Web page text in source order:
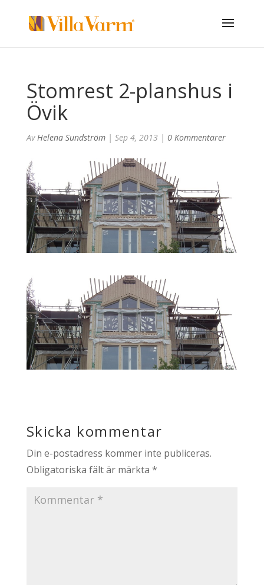
Stomrest 2-planshus i
Övik
AvHelena Sundström| Sep 4, 2013| 0 Kommentarer
Skicka kommentar
Din e-postadress kommer inte publiceras.
Obligatoriska fält är märkta *